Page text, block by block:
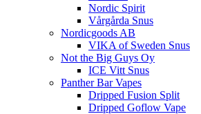
Nordic Spirit
Vårgårda Snus
Nordicgoods AB
VIKA of Sweden Snus
Not the Big Guys Oy
ICE Vitt Snus
Panther Bar Vapes
Dripped Fusion Split
Dripped Goflow Vape